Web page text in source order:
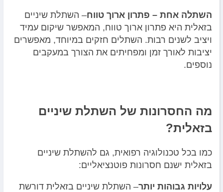
השתלה אחת – פתרון ארוך טווח– השתלת שיניים
בזאלית היא פתרון ארוך טווח, המאפשר שיקום עמיד
ויציב לשנים רבות. השתלים חזקים במיוחד, מאפשרים
יציבות לאורך זמן ומפחיתים את הצורך במעקבים
נוספים.
מה החסרונות של השתלת שיניים
בזאלית?
כמו בכל טכנולוגיה רפואית, גם להשתלת שיניים
בזאלית ישנם חסרונות פוטנציאליים:
עלויות גבוהות יותר– השתלת שיניים בזאלית דורשת